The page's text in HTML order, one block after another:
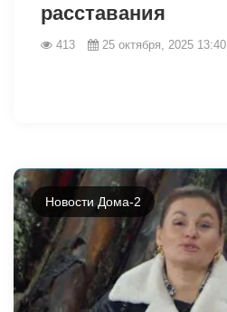
расставания
413 25 октября, 2025 13:40
Новости Дома-2